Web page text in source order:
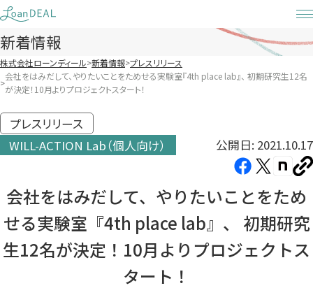
Skip
to
content
新着情報
株式会社ローンディール 新着情報 プレスリリース
会社をはみだして、やりたいことをためせる実験室『4th place lab』、 初期研究生12名
が決定！10月よりプロジェクトスタート！
プレスリリース
WILL-ACTION Lab（個人向け）
公開日: 2021.10.17
Facebook（新
い
で
X（新
い
タ
ブ
で
note（新
い
タ
ブ
で
コ
ピ
ー
会社をはみだして、やりたいことをため
せる実験室『4th place lab』、 初期研究
生12名が決定！10月よりプロジェクトス
タート！